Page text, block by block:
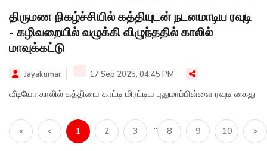
திருமண நிகழ்ச்சியில் கத்தியுடன் நடனமாடிய ரவுடி
- கழிவறையில் வழுக்கி விழுந்ததில் காலில்
மாவுக்கட்டு
Jayakumar 17 Sep 2025, 04:45 PM
வீடியோ காலில் கத்தியை காட்டி மிரட்டிய புதுமாப்பிள்ளை ரவுடி கைது
« < 1 2 3 ... 8 9 10 >